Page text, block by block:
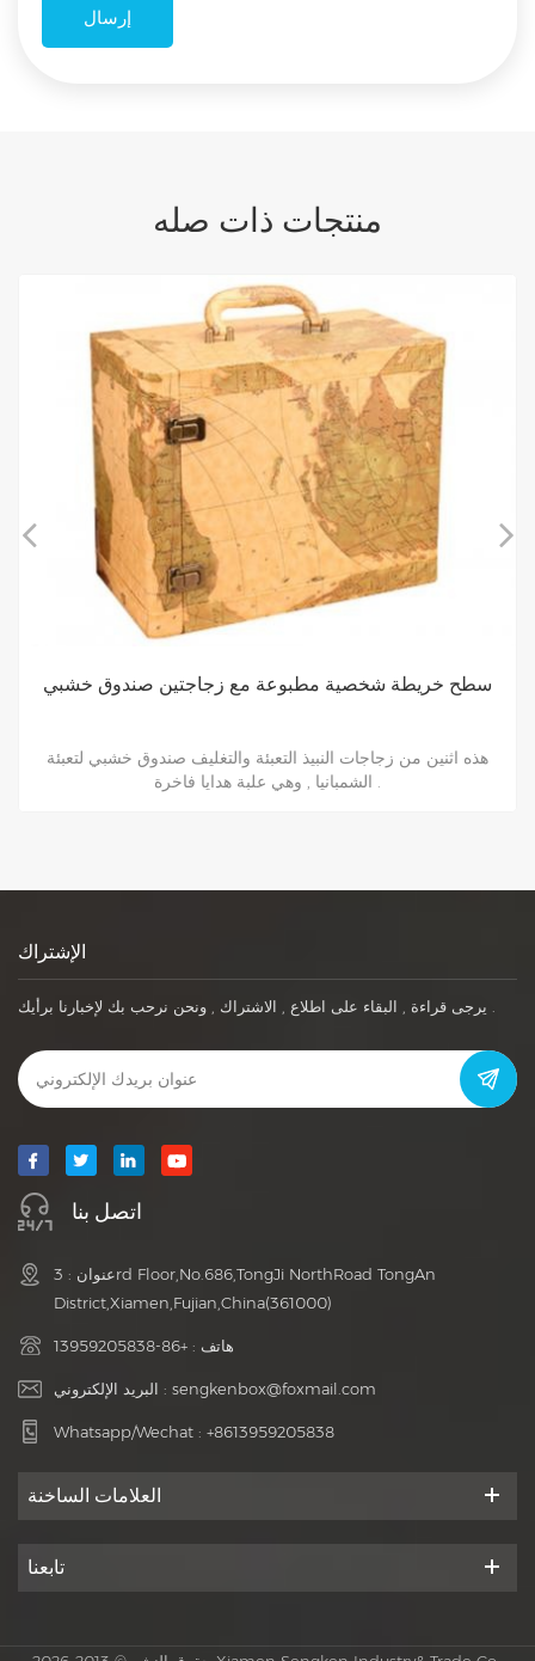
منتجات ذات صله
البنود الصغيرة اللوح وجبة خفيفة وضعت صندوق هدايا خشبي
هذه صندوق خشبي صغير للتغليف اللوح لتعبئة الشمبانيا , وهي علبة
هدايا فاخرة .
الإشتراك
يرجى قراءة , البقاء على اطلاع , الاشتراك , ونحن نرحب بك لإخبارنا برأيك .
اتصل بنا
عنوان : 3rd Floor,No.686,TongJi NorthRoad TongAn
District,Xiamen,Fujian,China(361000)
هاتف : +86-13959205838
البريد الإلكتروني : sengkenbox@foxmail.com
Whatsapp/Wechat : +8613959205838
العلامات الساخنة
تابعنا